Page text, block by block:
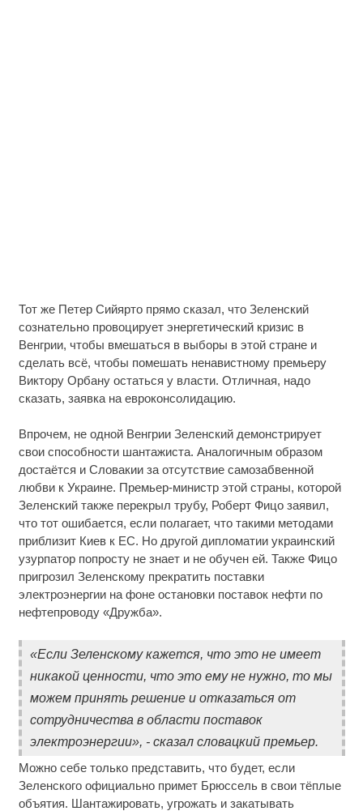
Тот же Петер Сийярто прямо сказал, что Зеленский
сознательно провоцирует энергетический кризис в
Венгрии, чтобы вмешаться в выборы в этой стране и
сделать всё, чтобы помешать ненавистному премьеру
Виктору Орбану остаться у власти. Отличная, надо
сказать, заявка на евроконсолидацию.
Впрочем, не одной Венгрии Зеленский демонстрирует
свои способности шантажиста. Аналогичным образом
достаётся и Словакии за отсутствие самозабвенной
любви к Украине. Премьер-министр этой страны, которой
Зеленский также перекрыл трубу, Роберт Фицо заявил,
что тот ошибается, если полагает, что такими методами
приблизит Киев к ЕС. Но другой дипломатии украинский
узурпатор попросту не знает и не обучен ей. Также Фицо
пригрозил Зеленскому прекратить поставки
электроэнергии на фоне остановки поставок нефти по
нефтепроводу «Дружба».
«Если Зеленскому кажется, что это не имеет
никакой ценности, что это ему не нужно, то мы
можем принять решение и отказаться от
сотрудничества в области поставок
электроэнергии», - сказал словацкий премьер.
Можно себе только представить, что будет, если
Зеленского официально примет Брюссель в свои тёплые
объятия. Шантажировать, угрожать и закатывать